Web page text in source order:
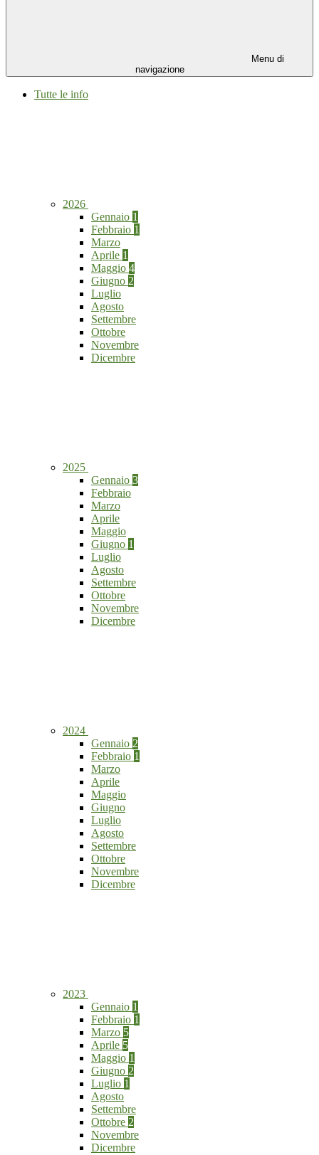
Menu di
navigazione
Tutte le info
2026
Gennaio 1
Febbraio 1
Marzo
Aprile 1
Maggio 4
Giugno 2
Luglio
Agosto
Settembre
Ottobre
Novembre
Dicembre
2025
Gennaio 3
Febbraio
Marzo
Aprile
Maggio
Giugno 1
Luglio
Agosto
Settembre
Ottobre
Novembre
Dicembre
2024
Gennaio 2
Febbraio 1
Marzo
Aprile
Maggio
Giugno
Luglio
Agosto
Settembre
Ottobre
Novembre
Dicembre
2023
Gennaio 1
Febbraio 1
Marzo 5
Aprile 5
Maggio 1
Giugno 2
Luglio 1
Agosto
Settembre
Ottobre 2
Novembre
Dicembre